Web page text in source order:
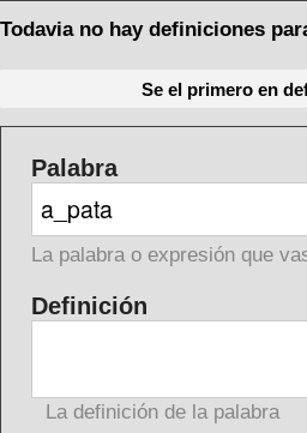
Todavia no hay definiciones
Se el primero en
Palabra
La palabra o expresión que
Definición
La definición de la palabra